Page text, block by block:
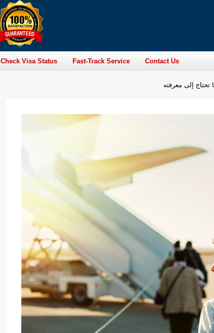
Check Visa Status Fast-Track Service Contact Us
تحتاج إلى معرفته